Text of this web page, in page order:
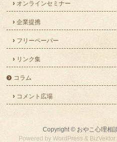
オンラインセミナー
企業提携
フリーペーパー
リンク集
コラム
コメント広場
Copyright © おやこ心理相
Powered byWordPress &